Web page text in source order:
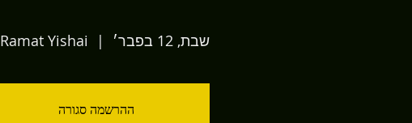
שבת, 12 בפבר׳
  |
Ramat Yishai
ההרשמה סגורה